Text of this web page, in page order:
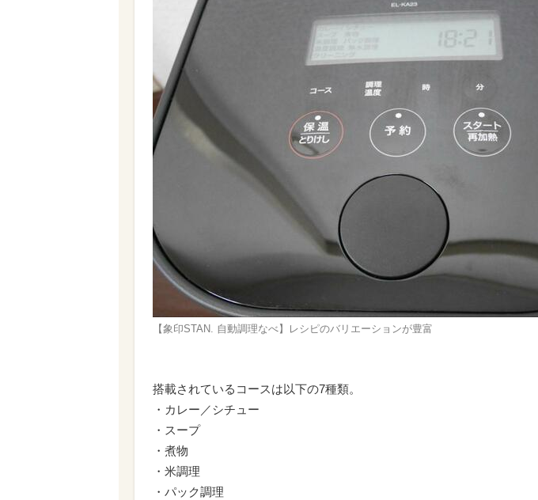
【象印STAN. 自動調理なべ】レシピのバリエーションが豊富
搭載されているコースは以下の7種類。
・カレー／シチュー
・スープ
・煮物
・米調理
・パック調理